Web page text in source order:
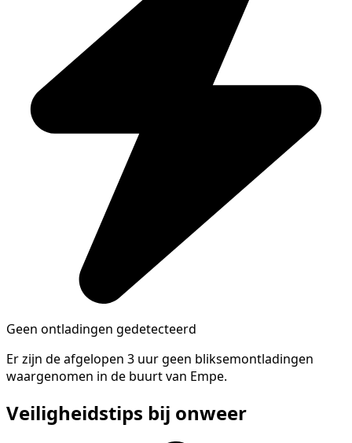
Geen ontladingen gedetecteerd
Er zijn de afgelopen 3 uur geen bliksemontladingen
waargenomen in de buurt van Empe.
Veiligheidstips bij onweer